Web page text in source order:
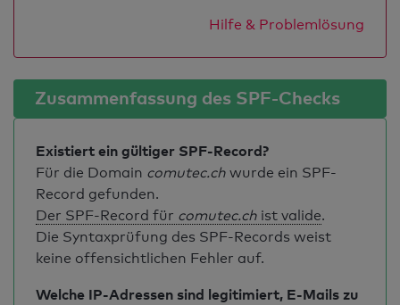
Hilfe & Problemlösung
Zusammenfassung des SPF-Checks
Existiert ein gültiger SPF-Record?
Für die Domain comutec.ch wurde ein SPF-
Record gefunden.
Der SPF-Record für comutec.ch ist valide.
Die Syntaxprüfung des SPF-Records weist
keine offensichtlichen Fehler auf.
Welche IP-Adressen sind legitimiert, E-Mails zu